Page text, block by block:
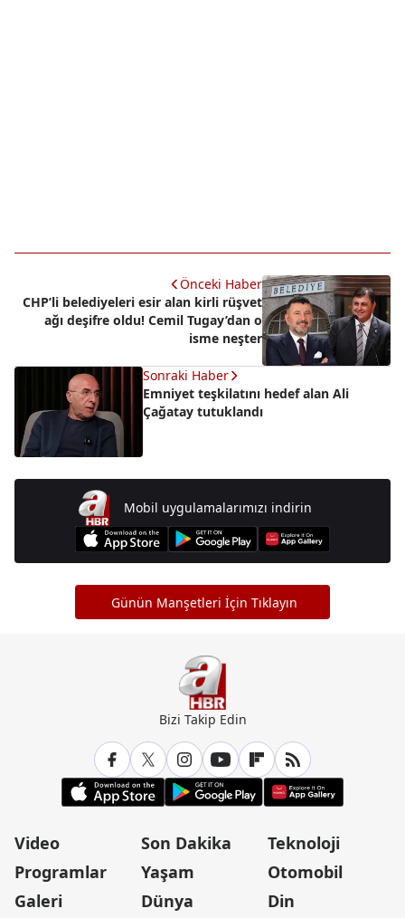
Önceki Haber
CHP’li belediyeleri esir alan kirli rüşvet
ağı deşifre oldu! Cemil Tugay’dan o
isme neşter
Sonraki Haber
Emniyet teşkilatını hedef alan Ali
Çağatay tutuklandı
Mobil uygulamalarımızı indirin
Günün Manşetleri İçin Tıklayın
Bizi Takip Edin
Video
Programlar
Galeri
Son Dakika
Yaşam
Dünya
Teknoloji
Otomobil
Din